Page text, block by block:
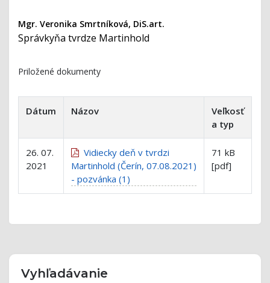
Mgr. Veronika Smrtníková, DiS.art.
Správkyňa tvrdze Martinhold
Priložené dokumenty
Dátum Názov
Veľkosť
a typ
26. 07.
2021
Vidiecky deň v tvrdzi
Martinhold (Čerín, 07.08.2021)
- pozvánka (1)
71 kB
[pdf]
Vyhľadávanie